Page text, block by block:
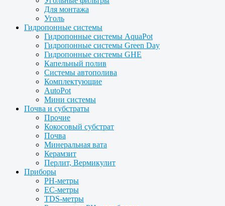
Для монтажа
Уголь
Гидропонные системы
Гидропонные системы AquaPot
Гидропонные системы Green Day
Гидропонные системы GHE
Капельный полив
Системы автополива
Комплектующие
AutoPot
Мини системы
Почва и субстраты
Прочие
Кокосовый субстрат
Почва
Минеральная вата
Керамзит
Перлит, Вермикулит
Приборы
PH-метры
EC-метры
TDS-метры